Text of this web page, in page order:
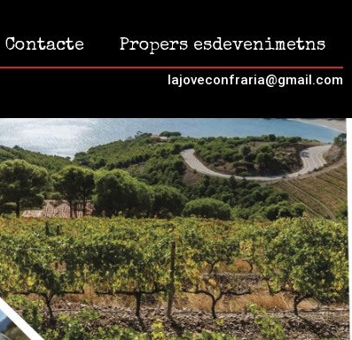
Contacte Propers esdevenimetns
lajoveconfraria@gmail.com